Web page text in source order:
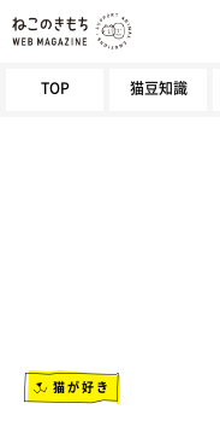
TOP 猫豆知識
猫が好き